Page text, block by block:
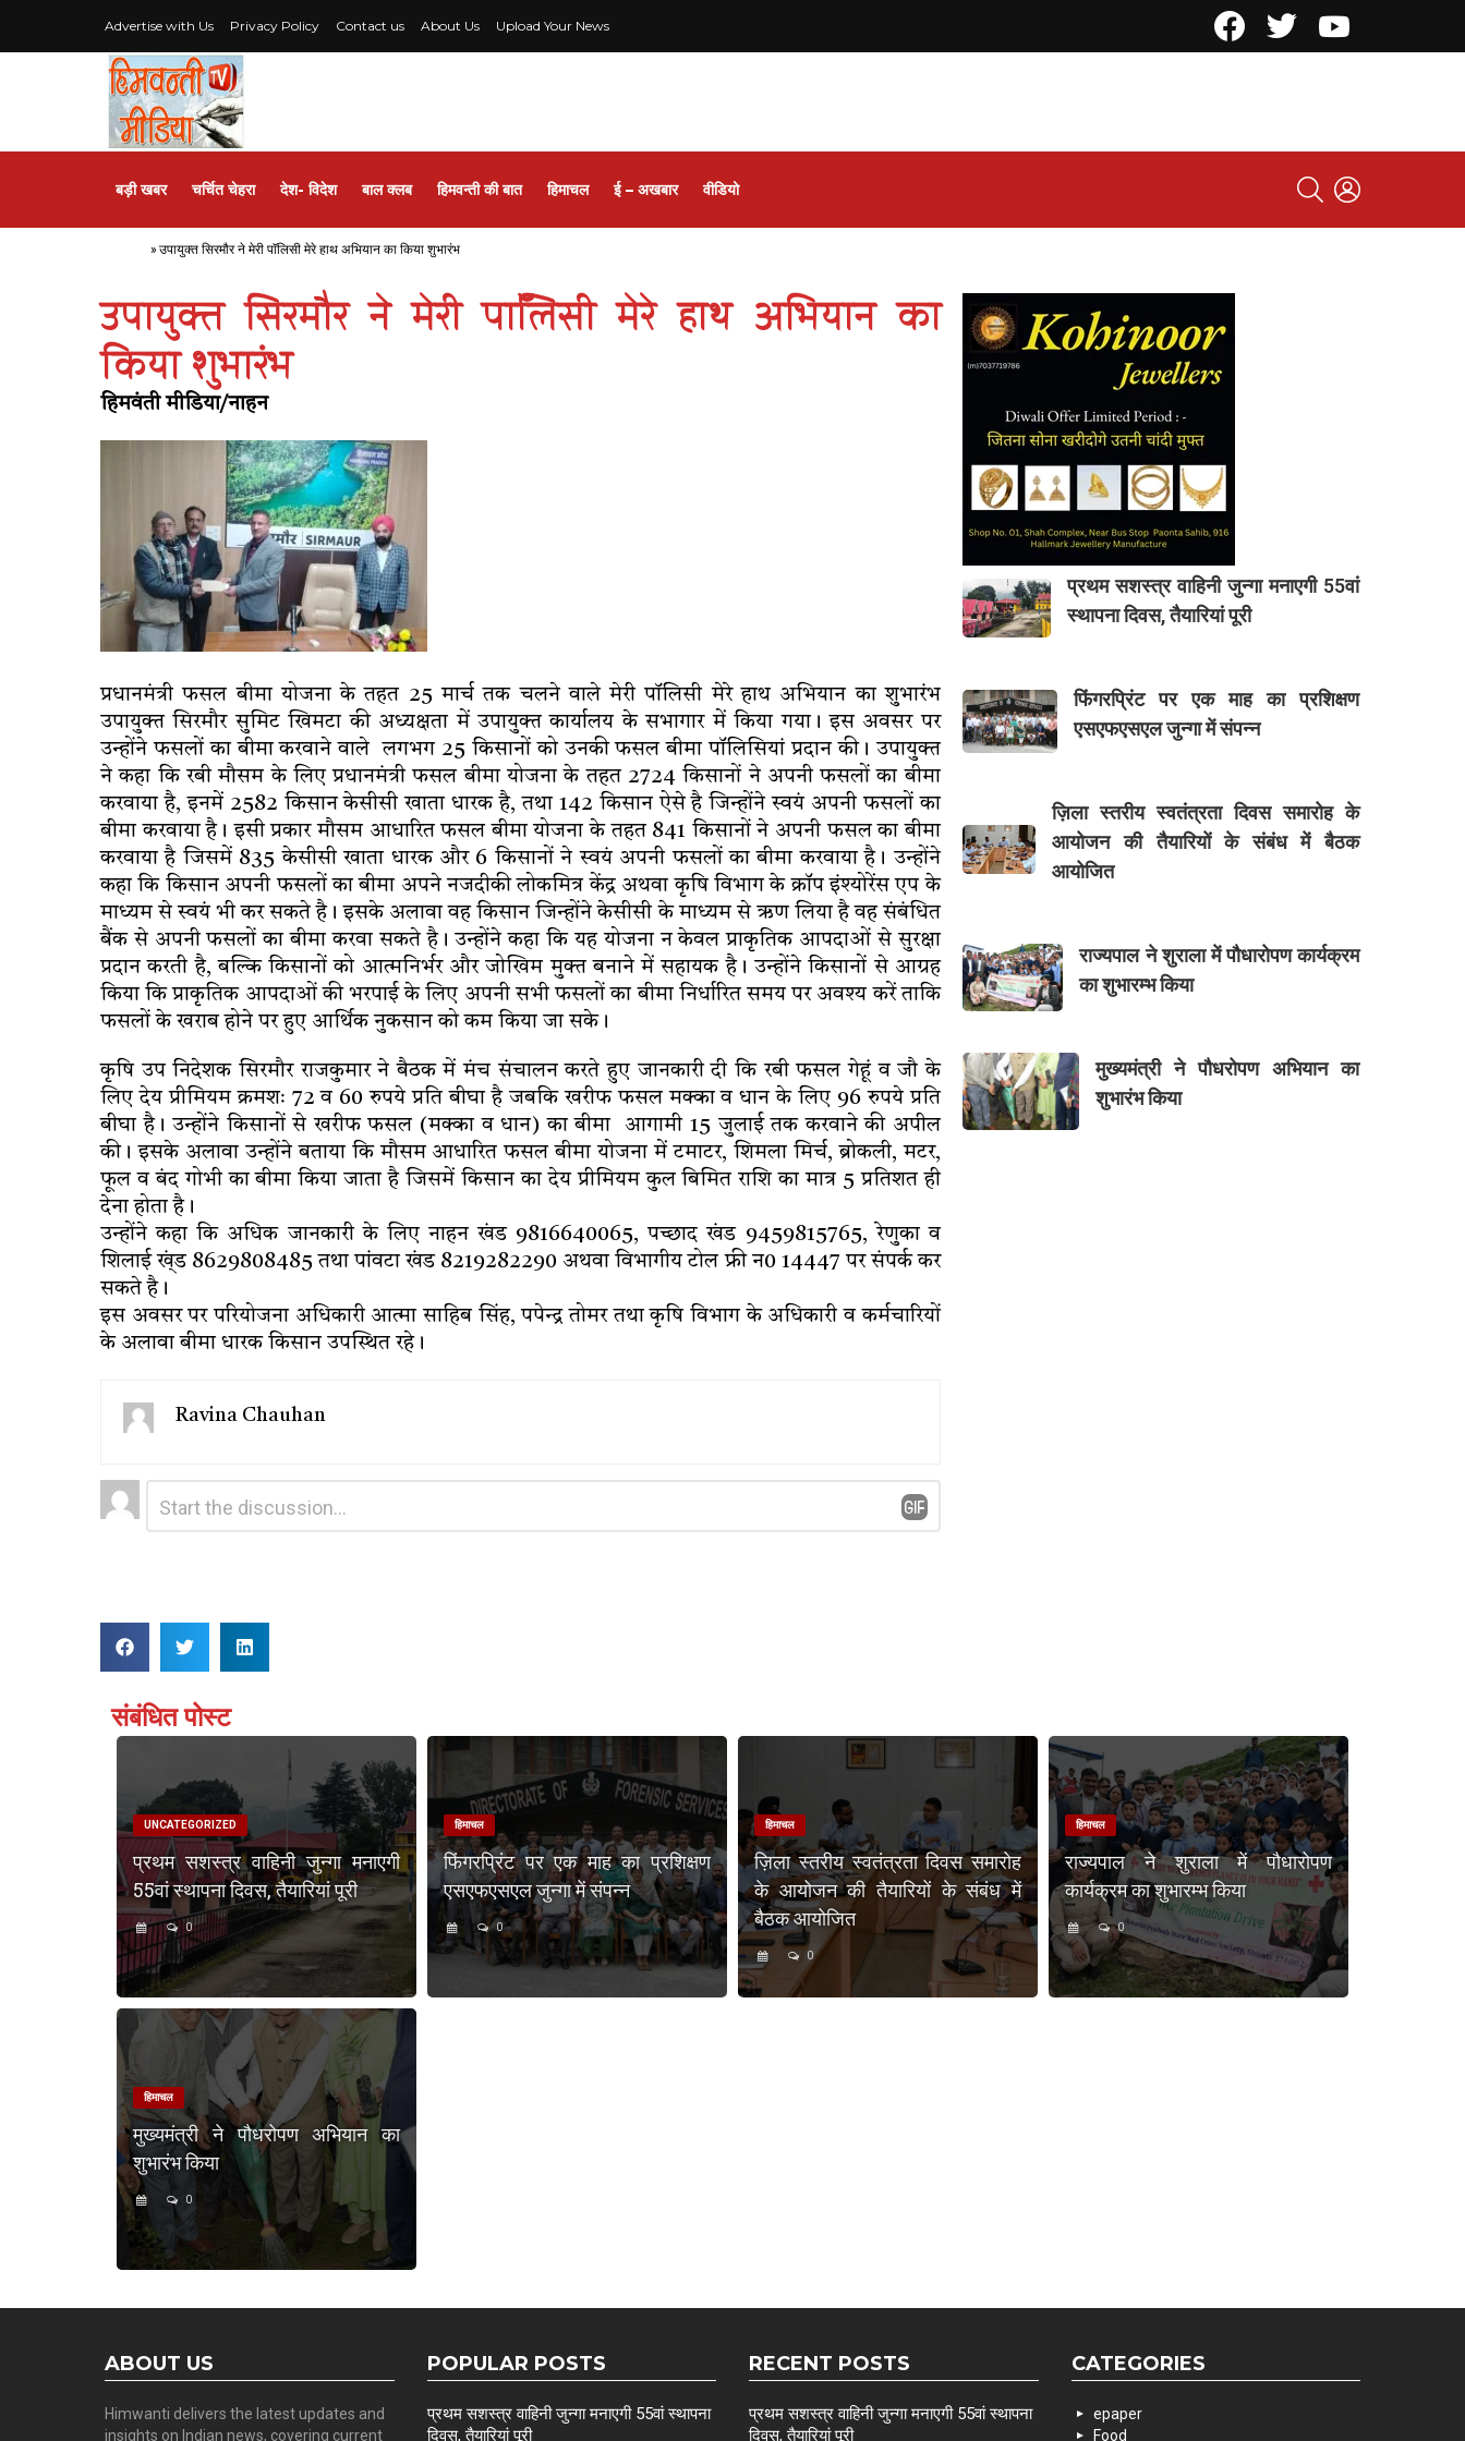
Advertise with Us Privacy Policy Contact us About Us Upload Your News
बड़ी खबर चर्चित चेहरा देश- विदेश बाल क्लब हिमवन्ती की बात हिमाचल ई – अखबार वीडियो
SEARCH
» उपायुक्त सिरमौर ने मेरी पाॅलिसी मेरे हाथ अभियान का किया शुभारंभ
उपायुक्त सिरमौर ने मेरी पाॅलिसी मेरे हाथ अभियान का
किया शुभारंभ
हिमवंती मीडिया/नाहन
प्रधानमंत्री फसल बीमा योजना के तहत 25 मार्च तक चलने वाले मेरी पाॅलिसी मेरे हाथ अभियान का शुभारंभ
उपायुक्त सिरमौर सुमिट खिमटा की अध्यक्षता में उपायुक्त कार्यालय के सभागार में किया गया। इस अवसर पर
उन्होंने फसलों का बीमा करवाने वाले लगभग 25 किसानों को उनकी फसल बीमा पॉलिसियां प्रदान की। उपायुक्त
ने कहा कि रबी मौसम के लिए प्रधानमंत्री फसल बीमा योजना के तहत 2724 किसानों ने अपनी फसलों का बीमा
करवाया है, इनमें 2582 किसान केसीसी खाता धारक है, तथा 142 किसान ऐसे है जिन्होंने स्वयं अपनी फसलों का
बीमा करवाया है। इसी प्रकार मौसम आधारित फसल बीमा योजना के तहत 841 किसानों ने अपनी फसल का बीमा
करवाया है जिसमें 835 केसीसी खाता धारक और 6 किसानों ने स्वयं अपनी फसलों का बीमा करवाया है। उन्होंने
कहा कि किसान अपनी फसलों का बीमा अपने नजदीकी लोकमित्र केंद्र अथवा कृषि विभाग के क्रॉप इंश्योरेंस एप के
माध्यम से स्वयं भी कर सकते है। इसके अलावा वह किसान जिन्होंने केसीसी के माध्यम से ऋण लिया है वह संबंधित
बैंक से अपनी फसलों का बीमा करवा सकते है। उन्होंने कहा कि यह योजना न केवल प्राकृतिक आपदाओं से सुरक्षा
प्रदान करती है, बल्कि किसानों को आत्मनिर्भर और जोखिम मुक्त बनाने में सहायक है। उन्होंने किसानों से आग्रह
किया कि प्राकृतिक आपदाओं की भरपाई के लिए अपनी सभी फसलों का बीमा निर्धारित समय पर अवश्य करें ताकि
फसलों के खराब होने पर हुए आर्थिक नुकसान को कम किया जा सके।
कृषि उप निदेशक सिरमौर राजकुमार ने बैठक में मंच संचालन करते हुए जानकारी दी कि रबी फसल गेहूं व जौ के
लिए देय प्रीमियम क्रमशः 72 व 60 रुपये प्रति बीघा है जबकि खरीफ फसल मक्का व धान के लिए 96 रुपये प्रति
बीघा है। उन्होंने किसानों से खरीफ फसल (मक्का व धान) का बीमा आगामी 15 जुलाई तक करवाने की अपील
की। इसके अलावा उन्होंने बताया कि मौसम आधारित फसल बीमा योजना में टमाटर, शिमला मिर्च, ब्रोकली, मटर,
फूल व बंद गोभी का बीमा किया जाता है जिसमें किसान का देय प्रीमियम कुल बिमित राशि का मात्र 5 प्रतिशत ही
देना होता है।
उन्होंने कहा कि अधिक जानकारी के लिए नाहन खंड 9816640065, पच्छाद खंड 9459815765, रेणुका व
शिलाई ख्ंड 8629808485 तथा पांवटा खंड 8219282290 अथवा विभागीय टोल फ्री न0 14447 पर संपर्क कर
सकते है।
इस अवसर पर परियोजना अधिकारी आत्मा साहिब सिंह, पपेन्द्र तोमर तथा कृषि विभाग के अधिकारी व कर्मचारियों
के अलावा बीमा धारक किसान उपस्थित रहे।
Ravina Chauhan
Leave
a
प्रथम सशस्त्र वाहिनी जुन्गा मनाएगी 55वां
स्थापना दिवस, तैयारियां पूरी
फिंगरप्रिंट पर एक माह का प्रशिक्षण
एसएफएसएल जुन्गा में संपन्न
ज़िला स्तरीय स्वतंत्रता दिवस समारोह के
आयोजन की तैयारियों के संबंध में बैठक
आयोजित
राज्यपाल ने शुराला में पौधारोपण कार्यक्रम
का शुभारम्भ किया
मुख्यमंत्री ने पौधरोपण अभियान का
शुभारंभ किया
संबंधित पोस्ट
UNCATEGORIZED
प्रथम सशस्त्र वाहिनी जुन्गा मनाएगी
55वां स्थापना दिवस, तैयारियां पूरी
0
हिमाचल
फिंगरप्रिंट पर एक माह का प्रशिक्षण
एसएफएसएल जुन्गा में संपन्न
0
हिमाचल
ज़िला स्तरीय स्वतंत्रता दिवस समारोह
के आयोजन की तैयारियों के संबंध में
बैठक आयोजित
0
हिमाचल
राज्यपाल ने शुराला में पौधारोपण
कार्यक्रम का शुभारम्भ किया
0
हिमाचल
मुख्यमंत्री ने पौधरोपण अभियान का
शुभारंभ किया
0
ABOUT US
Himwanti delivers the latest updates and
insights on Indian news, covering current
POPULAR POSTS
प्रथम सशस्त्र वाहिनी जुन्गा मनाएगी 55वां स्थापना
दिवस, तैयारियां पूरी
RECENT POSTS
प्रथम सशस्त्र वाहिनी जुन्गा मनाएगी 55वां स्थापना
दिवस, तैयारियां पूरी
CATEGORIES
epaper
Food